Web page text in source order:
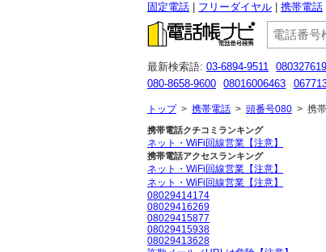
固定電話 フリーダイヤル 携帯電話
最新検索語: 03-6894-9511
080-8658-9600
08016006463
トップ> 携帯電話 > 頭番号080 > 携
携帯電話クチコミランキング
ネット・WiFi回線営業【注意】
携帯電話アクセスランキング
ネット・WiFi回線営業【注意】
ネット・WiFi回線営業【注意】
08029414174
08029416269
08029415877
08029415938
08029413628